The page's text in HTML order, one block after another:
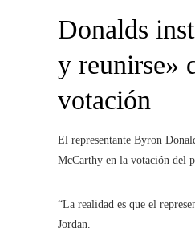
Donalds
y reunirse»
votación
El representante Byron
McCarthy en la votación del
“La realidad es que el
Jordan.